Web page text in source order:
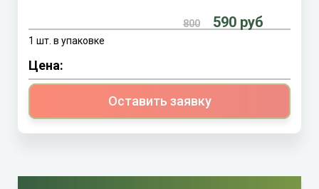
800 590 руб
1 шт. в упаковке
Цена:
Оставить заявку